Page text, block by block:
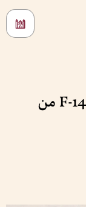
بعد 20 عاماً من وفاتها.. هل تعود F-14 من